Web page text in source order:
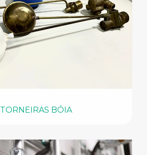
TORNEIRAS BÓIA